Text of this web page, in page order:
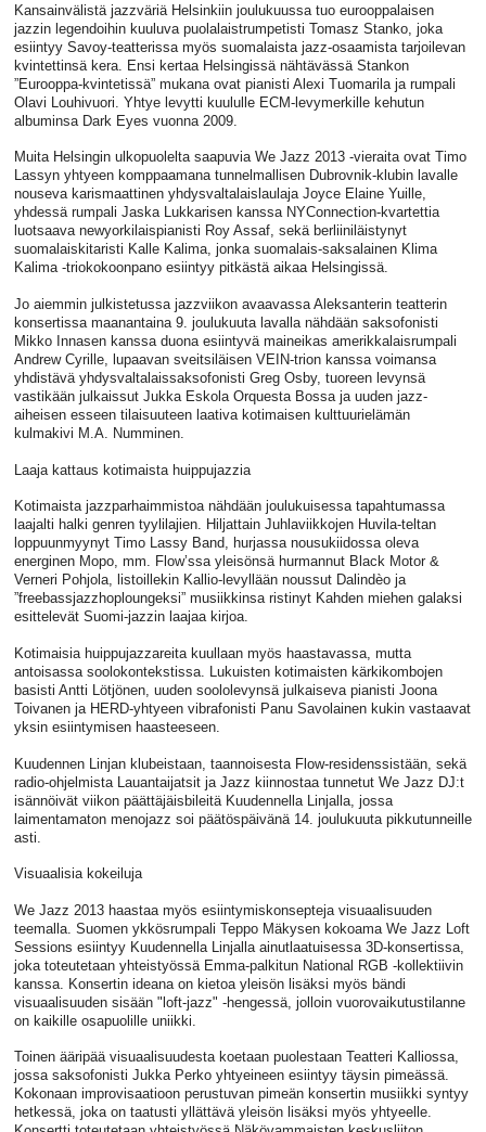
Kansainvälistä jazzväriä Helsinkiin joulukuussa tuo eurooppalaisen
jazzin legendoihin kuuluva puolalaistrumpetisti Tomasz Stanko, joka
esiintyy Savoy-teatterissa myös suomalaista jazz-osaamista tarjoilevan
kvintettinsä kera. Ensi kertaa Helsingissä nähtävässä Stankon
”Eurooppa-kvintetissä” mukana ovat pianisti Alexi Tuomarila ja rumpali
Olavi Louhivuori. Yhtye levytti kuululle ECM-levymerkille kehutun
albuminsa Dark Eyes vuonna 2009.
Muita Helsingin ulkopuolelta saapuvia We Jazz 2013 -vieraita ovat Timo
Lassyn yhtyeen komppaamana tunnelmallisen Dubrovnik-klubin lavalle
nouseva karismaattinen yhdysvaltalaislaulaja Joyce Elaine Yuille,
yhdessä rumpali Jaska Lukkarisen kanssa NYConnection-kvartettia
luotsaava newyorkilaispianisti Roy Assaf, sekä berliiniläistynyt
suomalaiskitaristi Kalle Kalima, jonka suomalais-saksalainen Klima
Kalima -triokokoonpano esiintyy pitkästä aikaa Helsingissä.
Jo aiemmin julkistetussa jazzviikon avaavassa Aleksanterin teatterin
konsertissa maanantaina 9. joulukuuta lavalla nähdään saksofonisti
Mikko Innasen kanssa duona esiintyvä maineikas amerikkalaisrumpali
Andrew Cyrille, lupaavan sveitsiläisen VEIN-trion kanssa voimansa
yhdistävä yhdysvaltalaissaksofonisti Greg Osby, tuoreen levynsä
vastikään julkaissut Jukka Eskola Orquesta Bossa ja uuden jazz-
aiheisen esseen tilaisuuteen laativa kotimaisen kulttuurielämän
kulmakivi M.A. Numminen.
Laaja kattaus kotimaista huippujazzia
Kotimaista jazzparhaimmistoa nähdään joulukuisessa tapahtumassa
laajalti halki genren tyylilajien. Hiljattain Juhlaviikkojen Huvila-teltan
loppuunmyynyt Timo Lassy Band, hurjassa nousukiidossa oleva
energinen Mopo, mm. Flow’ssa yleisönsä hurmannut Black Motor &
Verneri Pohjola, listoillekin Kallio-levyllään noussut Dalindèo ja
”freebassjazzhoploungeksi” musiikkinsa ristinyt Kahden miehen galaksi
esittelevät Suomi-jazzin laajaa kirjoa.
Kotimaisia huippujazzareita kuullaan myös haastavassa, mutta
antoisassa soolokontekstissa. Lukuisten kotimaisten kärkikombojen
basisti Antti Lötjönen, uuden soololevynsä julkaiseva pianisti Joona
Toivanen ja HERD-yhtyeen vibrafonisti Panu Savolainen kukin vastaavat
yksin esiintymisen haasteeseen.
Kuudennen Linjan klubeistaan, taannoisesta Flow-residenssistään, sekä
radio-ohjelmista Lauantaijatsit ja Jazz kiinnostaa tunnetut We Jazz DJ:t
isännöivät viikon päättäjäisbileitä Kuudennella Linjalla, jossa
laimentamaton menojazz soi päätöspäivänä 14. joulukuuta pikkutunneille
asti.
Visuaalisia kokeiluja
We Jazz 2013 haastaa myös esiintymiskonsepteja visuaalisuuden
teemalla. Suomen ykkösrumpali Teppo Mäkysen kokoama We Jazz Loft
Sessions esiintyy Kuudennella Linjalla ainutlaatuisessa 3D-konsertissa,
joka toteutetaan yhteistyössä Emma-palkitun National RGB -kollektiivin
kanssa. Konsertin ideana on kietoa yleisön lisäksi myös bändi
visuaalisuuden sisään "loft-jazz" -hengessä, jolloin vuorovaikutustilanne
on kaikille osapuolille uniikki.
Toinen ääripää visuaalisuudesta koetaan puolestaan Teatteri Kalliossa,
jossa saksofonisti Jukka Perko yhtyeineen esiintyy täysin pimeässä.
Kokonaan improvisaatioon perustuvan pimeän konsertin musiikki syntyy
hetkessä, joka on taatusti yllättävä yleisön lisäksi myös yhtyeelle.